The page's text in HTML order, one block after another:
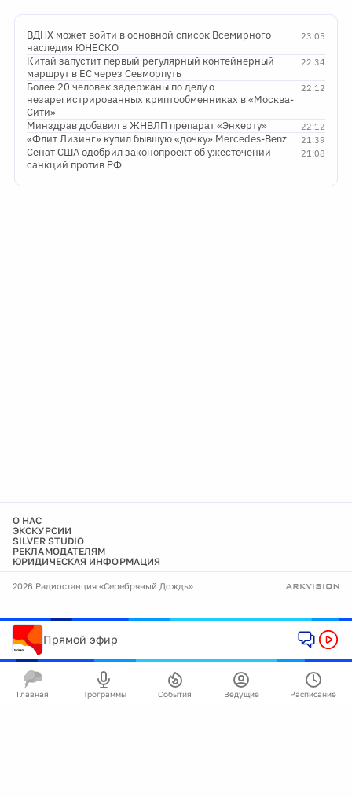
23:05
ВДНХ может войти в основной список Всемирного
наследия ЮНЕСКО
22:34
Китай запустит первый регулярный контейнерный
маршрут в ЕС через Севморпуть
22:12
Более 20 человек задержаны по делу о
незарегистрированных криптообменниках в «Москва-
Сити»
22:12
Минздрав добавил в ЖНВЛП препарат «Энхерту»
21:39
«Флит Лизинг» купил бывшую «дочку» Mercedes-Benz
21:08
Сенат США одобрил законопроект об ужесточении
санкций против РФ
О НАС
ЭКСКУРСИИ
SILVER STUDIO
РЕКЛАМОДАТЕЛЯМ
ЮРИДИЧЕСКАЯ ИНФОРМАЦИЯ
2026 Радиостанция «Серебряный Дождь»
Прямой эфир
Главная Программы События Ведущие Расписание